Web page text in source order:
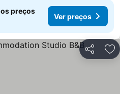
preços
Ver preços
Partilhar